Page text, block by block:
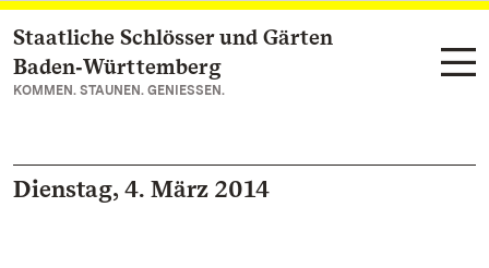
Zum Hauptinhalt springen
Staatliche Schlösser und Gärten
Baden‑Württemberg
KOMMEN. STAUNEN. GENIESSEN.
Dienstag, 4. März 2014